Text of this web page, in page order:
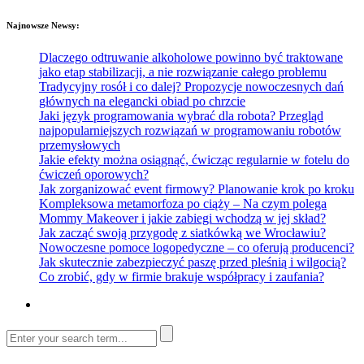
Najnowsze Newsy:
Dlaczego odtruwanie alkoholowe powinno być traktowane
jako etap stabilizacji, a nie rozwiązanie całego problemu
Tradycyjny rosół i co dalej? Propozycje nowoczesnych dań
głównych na elegancki obiad po chrzcie
Jaki język programowania wybrać dla robota? Przegląd
najpopularniejszych rozwiązań w programowaniu robotów
przemysłowych
Jakie efekty można osiągnąć, ćwicząc regularnie w fotelu do
ćwiczeń oporowych?
Jak zorganizować event firmowy? Planowanie krok po kroku
Kompleksowa metamorfoza po ciąży – Na czym polega
Mommy Makeover i jakie zabiegi wchodzą w jej skład?
Jak zacząć swoją przygodę z siatkówką we Wrocławiu?
Nowoczesne pomoce logopedyczne – co oferują producenci?
Jak skutecznie zabezpieczyć paszę przed pleśnią i wilgocią?
Co zrobić, gdy w firmie brakuje współpracy i zaufania?